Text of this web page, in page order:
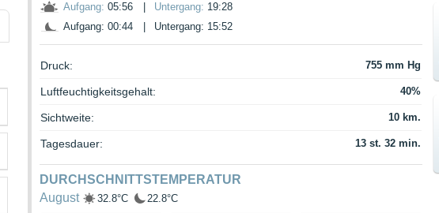
Aufgang: 05:56 Untergang: 19:28
Aufgang: 00:44
Untergang: 15:52
Druck: 755 mm Hg
Luftfeuchtigkeitsgehalt: 40%
Sichtweite: 10 km.
Tagesdauer: 13 st. 32 min.
DURCHSCHNITTSTEMPERATUR
August
32.8°C 22.8°C